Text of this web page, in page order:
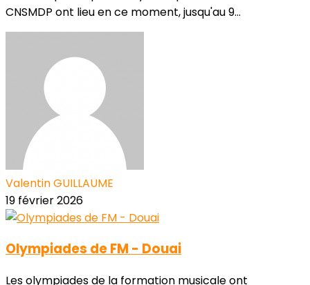
CNSMDP ont lieu en ce moment, jusqu'au 9...
Valentin GUILLAUME
19 février 2026
Olympiades de FM - Douai
Les olympiades de la formation musicale ont